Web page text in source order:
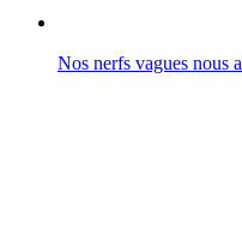
Nos nerfs vagues nous